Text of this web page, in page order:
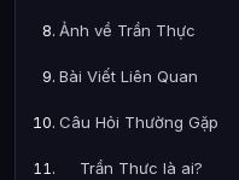
Ảnh về Trần Thực
Bài Viết Liên Quan
Câu Hỏi Thường Gặp
Trần Thực là ai?